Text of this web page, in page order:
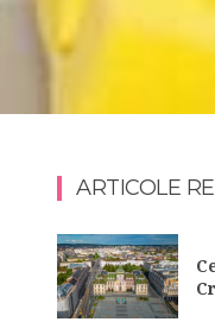
ARTICOLE